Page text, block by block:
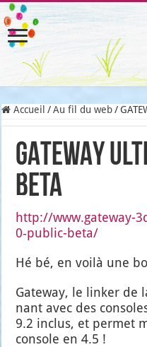
Accueil / Au fil du web /
GATEWAY
BETA
http://www.gateway-
0‑public-beta/
Hé bé, en voi­là une
Gate­way, le lin­ker de
nant avec des
9.2 inclus, et per­met
console en 4.5 !